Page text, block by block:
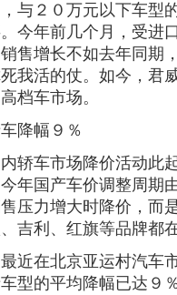
与２０万元以下车型
今年前几个月，受进
售增长不如去年同期
我活的仗。如今，君
档车市场。
降幅９％
车市场降价活动此
年国产车价调整周期
压力增大时降价，而
吉利、红旗等品牌都
在北京亚运村汽车
型的平均降幅已达９